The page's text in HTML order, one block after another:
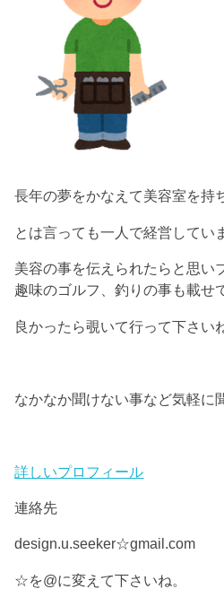
長年の夢をかなえて美容室を持
とは言っても一人で経営してい
美容の事を伝えられたらと思い
趣味のゴルフ、釣りの事も載せ
良かったら覗いて行って下さい
なかなか聞けない事など気軽に
詳しいプロフィール
連絡先
design.u.seeker☆gmail.com
☆を@に変えて下さいね。